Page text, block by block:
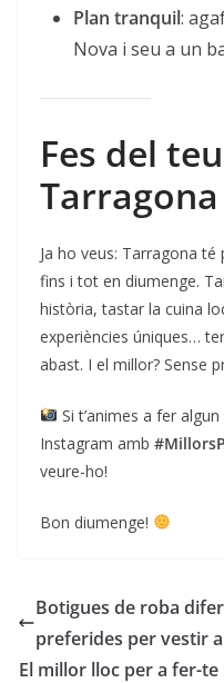
Plan tranquil:
Nova i seu a un
Fes del
Ja ho veus: Tarragona
fins i tot en diumenge.
història, tastar la cuina
experiències úniques…
abast. I el millor? Sense
Si t’animes a fer
Instagram amb
veure-ho!
Bon diumenge!
Botigues de roba
preferides per vestir
El millor lloc per a fer-